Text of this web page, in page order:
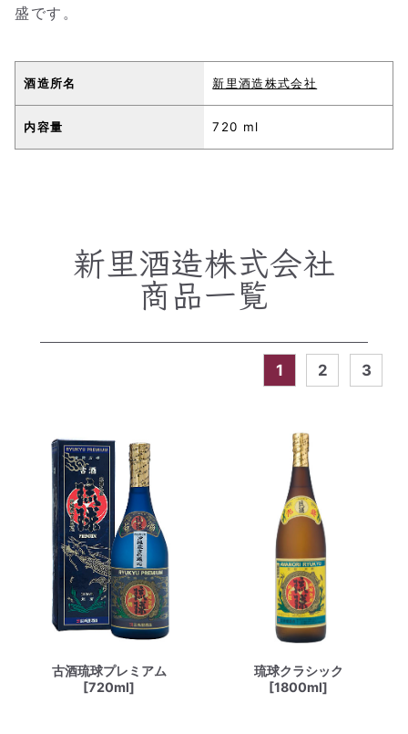
盛です。
酒造所名 新里酒造株式会社
内容量 720 ml
新里酒造株式会社
商品一覧
1 2 3
古酒琉球プレミアム
[720ml]
琉球クラシック
[1800ml]